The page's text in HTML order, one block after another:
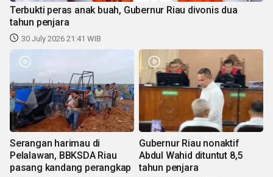
Terbukti peras anak buah, Gubernur Riau divonis dua
tahun penjara
30 July 2026 21:41 WIB
Serangan harimau di
Pelalawan, BBKSDA Riau
pasang kandang perangkap
Gubernur Riau nonaktif
Abdul Wahid dituntut 8,5
tahun penjara